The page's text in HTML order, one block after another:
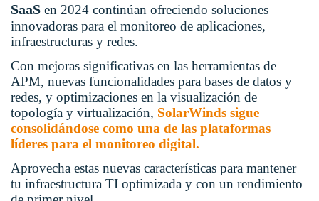
SaaS en 2024 continúan ofreciendo soluciones
innovadoras para el monitoreo de aplicaciones,
infraestructuras y redes.
Con mejoras significativas en las herramientas de
APM, nuevas funcionalidades para bases de datos y
redes, y optimizaciones en la visualización de
topología y virtualización, SolarWinds sigue
consolidándose como una de las plataformas
líderes para el monitoreo digital.
Aprovecha estas nuevas características para mantener
tu infraestructura TI optimizada y con un rendimiento